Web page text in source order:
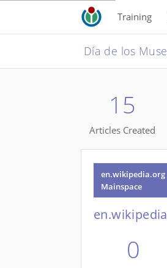
Training
15
Articles Created
en.wikipedia.org
Mainspace
0